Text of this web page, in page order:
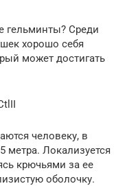
гельминты? Среди
хорошо себя
может достигать
человеку, в
метра. Локализуется
крючьями за ее
оболочку.